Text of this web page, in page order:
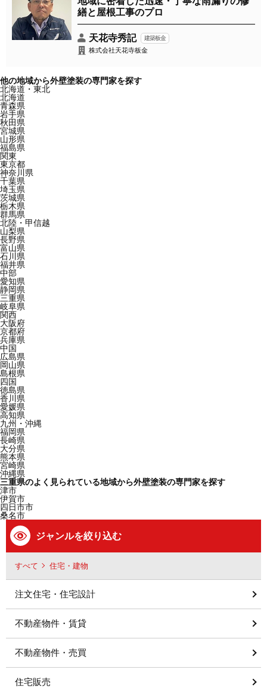
繕と屋根工事のプロ
天花寺秀記 建築板金
株式会社天花寺板金
他の地域から外壁塗装の専門家を探す
北海道・東北
北海道
青森県
岩手県
秋田県
宮城県
山形県
福島県
関東
東京都
神奈川県
千葉県
埼玉県
茨城県
栃木県
群馬県
北陸・甲信越
山梨県
長野県
富山県
石川県
福井県
中部
愛知県
静岡県
三重県
岐阜県
関西
大阪府
京都府
兵庫県
中国
広島県
岡山県
島根県
四国
徳島県
香川県
愛媛県
高知県
九州・沖縄
福岡県
長崎県
大分県
熊本県
宮崎県
沖縄県
三重県のよく見られている地域から外壁塗装の専門家を探す
津市
伊賀市
四日市市
桑名市
ジャンルを絞り込む
すべて 住宅・建物
注文住宅・住宅設計
不動産物件・賃貸
不動産物件・売買
住宅販売